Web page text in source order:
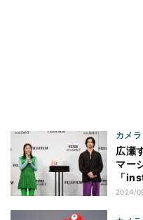
カメラ
広瀬
マー
「
2024/